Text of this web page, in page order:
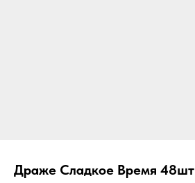
Драже Сладкое Время 48шт